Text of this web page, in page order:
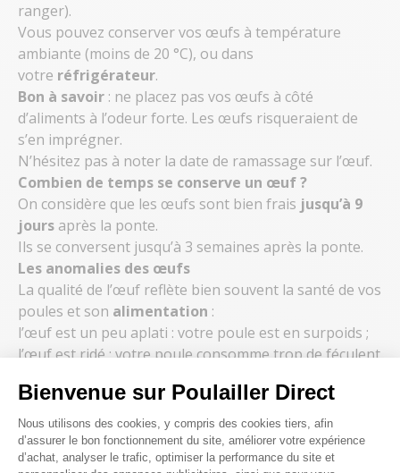
Bienvenue sur Poulailler Direct
Plateforme de Gestion du
Nous utilisons des cookies, y compris des cookies tiers, afin
d’assurer le bon fonctionnement du site, améliorer votre expérience
d’achat, analyser le trafic, optimiser la performance du site et
ranger).
Vous pouvez conserver vos œufs à température
ambiante (moins de 20 °C), ou dans
votre réfrigérateur.
Bon à savoir : ne placez pas vos œufs à côté
d’aliments à l’odeur forte. Les œufs risqueraient de
s’en imprégner.
N’hésitez pas à noter la date de ramassage sur l’œuf.
Combien de temps se conserve un œuf ?
On considère que les œufs sont bien frais jusqu’à 9
jours après la ponte.
Ils se conversent jusqu’à 3 semaines après la ponte.
Les anomalies des œufs
La qualité de l’œuf reflète bien souvent la santé de vos
poules et son alimentation :
l’œuf est un peu aplati : votre poule est en surpoids ;
l’œuf est ridé : votre poule consomme trop de féculent
la coquille est trop mince : l’alimentation de votre
poule manque de gravier ;
l’œuf a deux jaunes : une petite anomalie génétique
ou parfois le signe d’une alimentation trop épicée ;